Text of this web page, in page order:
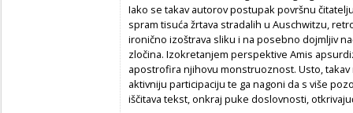
Iako se takav autorov postupak površnu
spram tisuća žrtava stradalih u Auschwitzu,
ironično izoštrava sliku i na posebno dojmljiv
zločina. Izokretanjem perspektive Amis
apostrofira njihovu monstruoznost. Usto,
aktivniju participaciju te ga nagoni da s više
iščitava tekst, onkraj puke doslovnosti,